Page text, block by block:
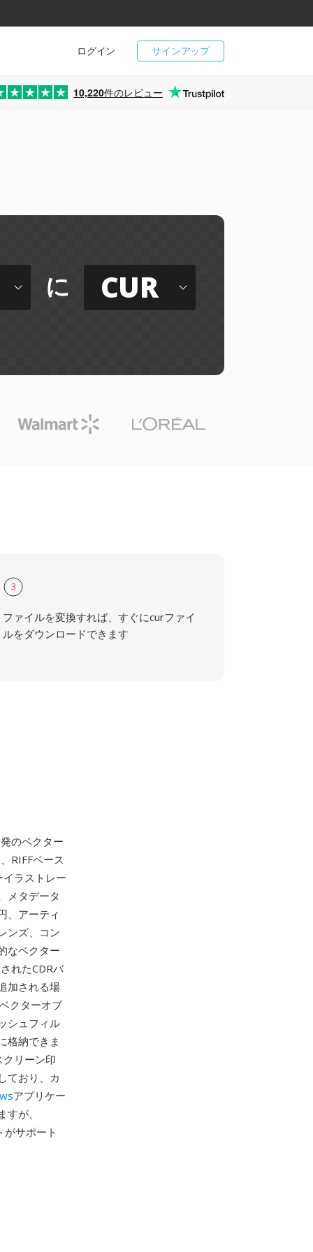
サインアップ
ログイン
10,220件のレビュー
に CUR
3
ファイルを変換すれば、すぐにcurファイ
ルをダウンロードできます
のベクター
RIFFベース
ラストレー
メタデータ
、アーティ
ンズ、コン
なベクター
れたCDRバ
加される場
クターオブ
シュフィル
格納できま
リーン印
ており、カ
アプリケー
が、
サポート